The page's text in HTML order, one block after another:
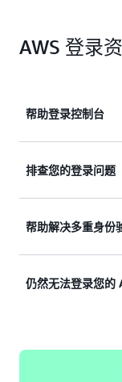
AWS 登录
帮助登录控制台
需要协助，以便
排查您的登录问题
尝试登录，但
查看解决方案
帮助解决多重身份
丢失或无法使
查看解决方案
仍然无法登录您的